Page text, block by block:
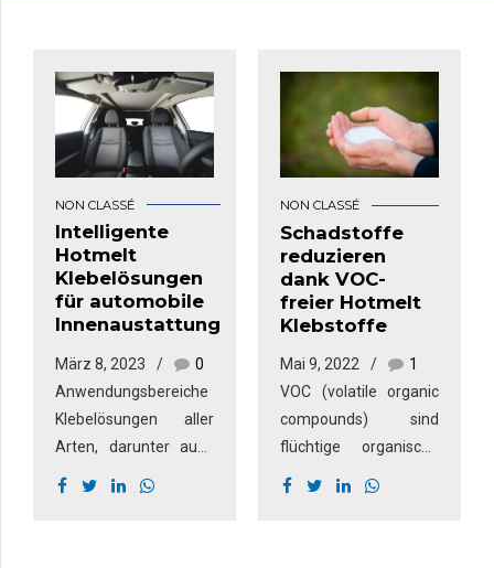
NON CLASSÉ
Intelligente
Hotmelt
Klebelösungen
für automobile
Innenaustattung
März 8, 2023
0
Anwendungsbereiche
Klebelösungen aller
Arten, darunter auch
thermoplastische
NON CLASSÉ
Schadstoffe
reduzieren
dank VOC-
freier Hotmelt
Klebstoffe
Mai 9, 2022
1
VOC (volatile organic
compounds) sind
flüchtige organische
Verbindungen, die